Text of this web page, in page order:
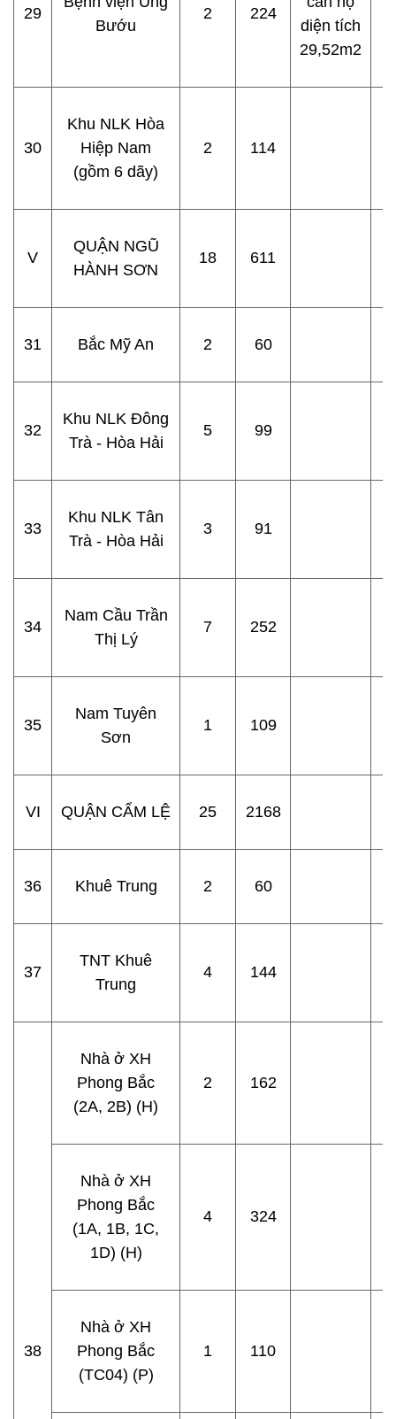
29
Bướu
2 224
diện tích
29,52m2
30
Khu NLK Hòa
Hiệp Nam
(gồm 6 dãy)
2 114
V
QUẬN NGŨ
HÀNH SƠN
18 611
31 Bắc Mỹ An 2 60
32
Khu NLK Đông
Trà - Hòa Hải
5 99
33
Khu NLK Tân
Trà - Hòa Hải
3 91
34
Nam Cầu Trần
Thị Lý
7 252
35
Nam Tuyên
Sơn
1 109
VI QUẬN CẨM LỆ 25 2168
36 Khuê Trung 2 60
37
TNT Khuê
Trung
4 144
38
Nhà ở XH
Phong Bắc
(2A, 2B) (H)
2 162
Nhà ở XH
Phong Bắc
(1A, 1B, 1C,
1D) (H)
4 324
Nhà ở XH
Phong Bắc
(TC04) (P)
1 110